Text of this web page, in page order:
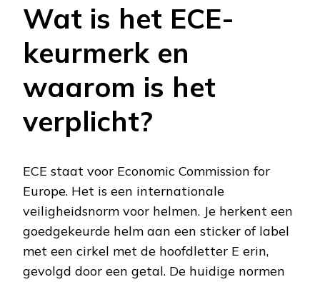
Wat is het ECE-
keurmerk en
waarom is het
verplicht?
ECE staat voor Economic Commission for
Europe. Het is een internationale
veiligheidsnorm voor helmen. Je herkent een
goedgekeurde helm aan een sticker of label
met een cirkel met de hoofdletter E erin,
gevolgd door een getal. De huidige normen